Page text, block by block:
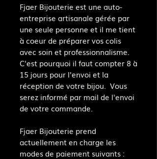
Fjaer Bijouterie est une auto-
entreprise artisanale gérée par
une seule personne et il me tient
à coeur de préparer vos colis
avec soin et professionnalisme.
C'est pourquoi il faut compter 8 à
15 jours pour l'envoi et la
réception de votre bijou. Vous
serez informé par mail de l'envoi
de votre commande.
Fjaer Bijouterie prend
actuellement en charge les
modes de paiement suivants :